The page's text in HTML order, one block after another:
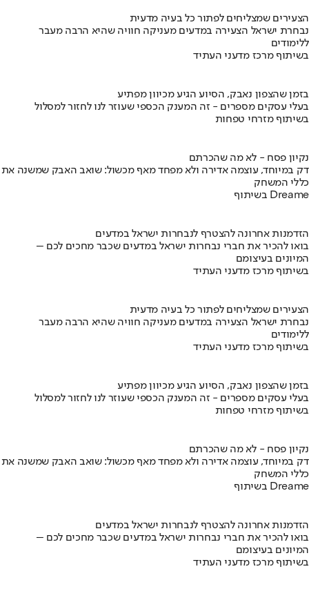
הצעירים שמצליחים לפתור כל בעיה מדעית
נבחרת ישראל הצעירה במדעים מעניקה חוויה שהיא הרבה מעבר
ללימודים
בשיתוף מרכז מדעני העתיד
בזמן שהצפון נאבק, הסיוע הגיע מכיוון מפתיע
בעלי עסקים מספרים - זה המענק הכספי שעוזר לנו לחזור למסלול
בשיתוף מזרחי טפחות
נקיון פסח - לא מה שהכרתם
דק במיוחד, עוצמה אדירה ולא מפחד מאף מכשול: שואב האבק שמשנה את
כללי המשחק
בשיתוף Dreame
הזדמנות אחרונה להצטרף לנבחרות ישראל במדעים
בואו להכיר את חברי נבחרות ישראל במדעים שכבר מחכים לכם –
המיונים בעיצומם
בשיתוף מרכז מדעני העתיד
הצעירים שמצליחים לפתור כל בעיה מדעית
נבחרת ישראל הצעירה במדעים מעניקה חוויה שהיא הרבה מעבר
ללימודים
בשיתוף מרכז מדעני העתיד
בזמן שהצפון נאבק, הסיוע הגיע מכיוון מפתיע
בעלי עסקים מספרים - זה המענק הכספי שעוזר לנו לחזור למסלול
בשיתוף מזרחי טפחות
נקיון פסח - לא מה שהכרתם
דק במיוחד, עוצמה אדירה ולא מפחד מאף מכשול: שואב האבק שמשנה את
כללי המשחק
בשיתוף Dreame
הזדמנות אחרונה להצטרף לנבחרות ישראל במדעים
בואו להכיר את חברי נבחרות ישראל במדעים שכבר מחכים לכם –
המיונים בעיצומם
בשיתוף מרכז מדעני העתיד